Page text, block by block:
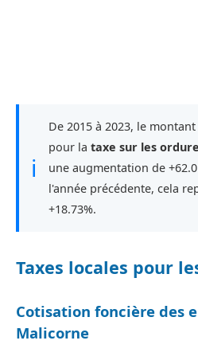
ℹ
De 2015 à 2023, le
pour la taxe sur les
une augmentation de
l'année précédente, cela
+18.73%.
Taxes locales pour
Cotisation foncière des
Malicorne